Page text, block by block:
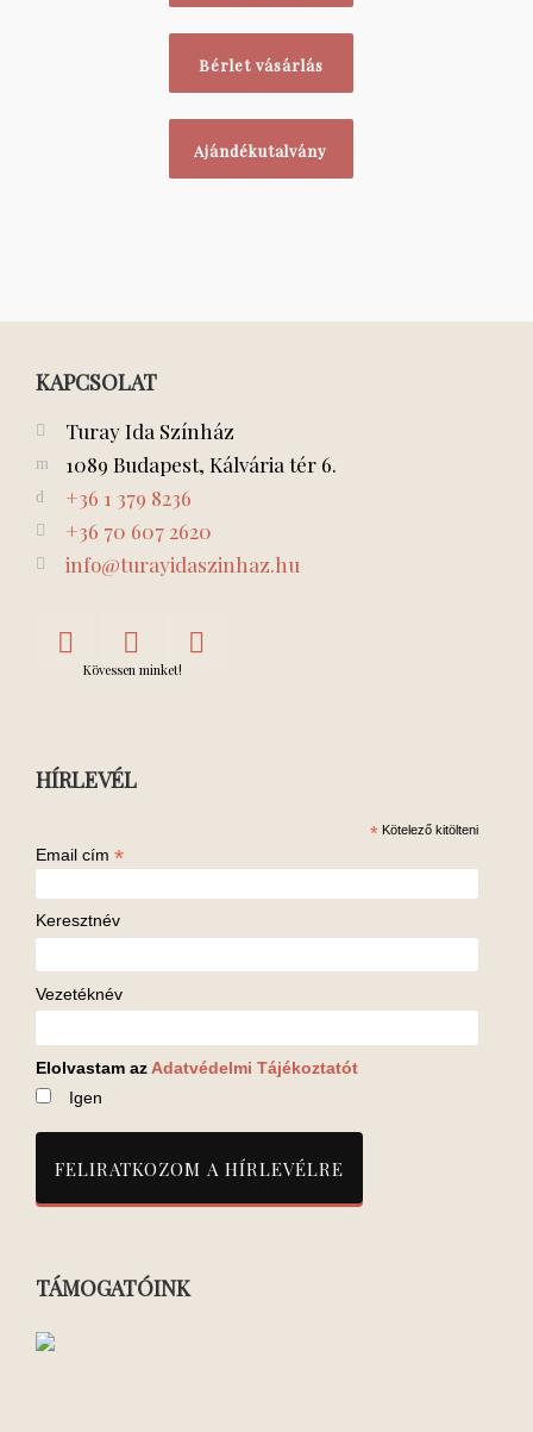
Bérlet vásárlás
Ajándékutalvány
KAPCSOLAT
Turay Ida Színház
1089 Budapest, Kálvária tér 6.
+36 1 379 8236
+36 70 607 2620
info@turayidaszinhaz.hu
Kövessen minket!
HÍRLEVÉL
* Kötelező kitölteni
Email cím *
Keresztnév
Vezetéknév
Elolvastam azAdatvédelmi Tájékoztatót
Igen
TÁMOGATÓINK